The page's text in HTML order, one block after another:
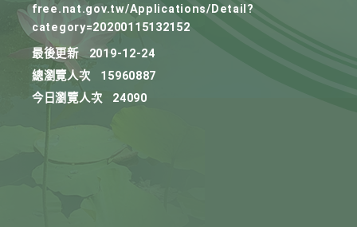
free.nat.gov.tw/Applications/Detail?
category=20200115132152
最後更新
2019-12-24
總瀏覽人次
15960887
今日瀏覽人次
24090